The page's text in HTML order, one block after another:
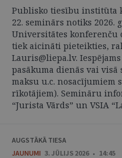
Publisko tiesību institūta
22. seminārs notiks 2026.
Universitātes konferenču
tiek aicināti pieteikties,
Lauris@liepa.lv.
pasākuma dienās vai
maksu u.c. nosacījumiem
rīkotājiem). Semināru
“Jurista Vārds” un VSIA
AUGSTĀKĀ TIESA
JAUNUMI 3. JŪLIJS 2026 • 14:45